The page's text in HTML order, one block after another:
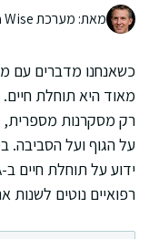
מאת: מערכת Health Wise | צוות העריכה
מאוד היא תוחלת
רק מסקרנות מספרית,
על הגוף ועל
רפואיים נוטים לשנות